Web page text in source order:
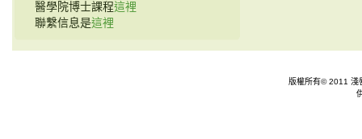
醫學院博士課程這裡
聯繫信息是這裡
版權所有© 2011 淺